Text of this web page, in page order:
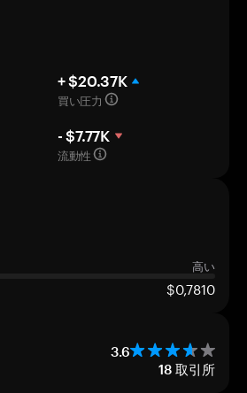
+ $20.37K
買い圧力
- $7.77K
流動性
高い
$0,7810
3.6
18 取引所